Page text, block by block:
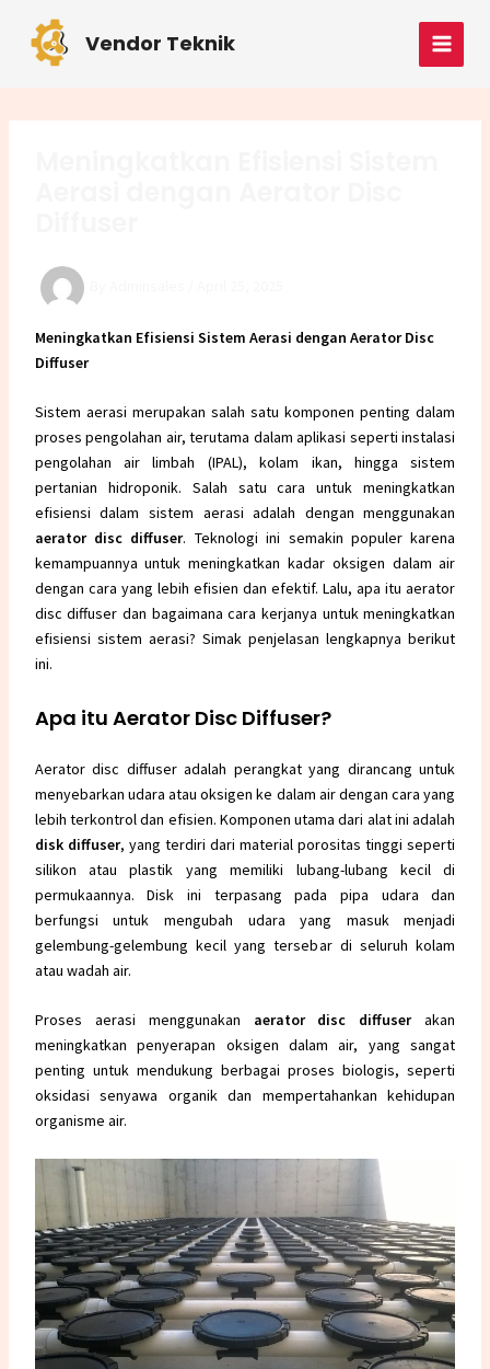
content
Vendor Teknik
MAIN
Meningkatkan Efisiensi Sistem Aerasi dengan Aerator Disc
Diffuser
Sistem aerasi merupakan salah satu komponen penting dalam
proses pengolahan air, terutama dalam aplikasi seperti instalasi
pengolahan air limbah (IPAL), kolam ikan, hingga sistem
pertanian hidroponik. Salah satu cara untuk meningkatkan
efisiensi dalam sistem aerasi adalah dengan menggunakan
aerator disc diffuser. Teknologi ini semakin populer karena
kemampuannya untuk meningkatkan kadar oksigen dalam air
dengan cara yang lebih efisien dan efektif. Lalu, apa itu aerator
disc diffuser dan bagaimana cara kerjanya untuk meningkatkan
efisiensi sistem aerasi? Simak penjelasan lengkapnya berikut
ini.
Apa itu Aerator Disc Diffuser?
Aerator disc diffuser adalah perangkat yang dirancang untuk
menyebarkan udara atau oksigen ke dalam air dengan cara yang
lebih terkontrol dan efisien. Komponen utama dari alat ini adalah
disk diffuser, yang terdiri dari material porositas tinggi seperti
silikon atau plastik yang memiliki lubang-lubang kecil di
permukaannya. Disk ini terpasang pada pipa udara dan
berfungsi untuk mengubah udara yang masuk menjadi
gelembung-gelembung kecil yang tersebar di seluruh kolam
atau wadah air.
Proses aerasi menggunakan aerator disc diffuserakan
meningkatkan penyerapan oksigen dalam air, yang sangat
penting untuk mendukung berbagai proses biologis, seperti
oksidasi senyawa organik dan mempertahankan kehidupan
organisme air.
navigation